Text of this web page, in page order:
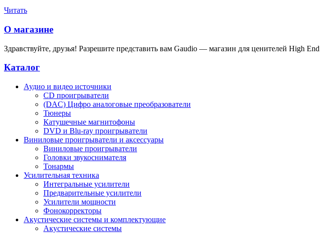
Читать
О магазине
Здравствуйте, друзья! Разрешите представить вам Gaudio — магазин для ценителей High
Каталог
Аудио и видео источники
CD проигрыватели
(DAC) Цифро аналоговые преобразователи
Тюнеры
Катушечные магнитофоны
DVD и Blu-ray проигрыватели
Виниловые проигрыватели и аксессуары
Виниловые проигрыватели
Головки звукоснимателя
Тонармы
Усилительная техника
Интегральные усилители
Предварительные усилители
Усилители мощности
Фонокорректоры
Акустические системы и комплектующие
Акустические системы